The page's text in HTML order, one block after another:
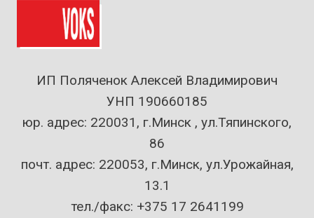
ИП Поляченок Алексей Владимирович
УНП 190660185
юр. адрес: 220031, г.Минск , ул.Тяпинского,
86
почт. адрес: 220053, г.Минск, ул.Урожайная,
13.1
тел./факс: +375 17 2641199